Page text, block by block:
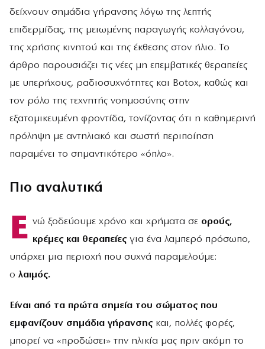
δείχνουν σημάδια γήρανσης λόγω της λεπτής
επιδερμίδας, της μειωμένης παραγωγής κολλαγόνου,
της χρήσης κινητού και της έκθεσης στον ήλιο. Το
άρθρο παρουσιάζει τις νέες μη επεμβατικές θεραπείες
με υπερήχους, ραδιοσυχνότητες και Botox, καθώς και
τον ρόλο της τεχνητής νοημοσύνης στην
εξατομικευμένη φροντίδα, τονίζοντας ότι η καθημερινή
πρόληψη με αντηλιακό και σωστή περιποίηση
παραμένει το σημαντικότερο «όπλο».
Πιο αναλυτικά
Ε νώ ξοδεύουμε χρόνο και χρήματα σε ορούς,
κρέμες και θεραπείες για ένα λαμπερό πρόσωπο,
υπάρχει μια περιοχή που συχνά παραμελούμε:
ο λαιμός.
Eίναι από τα πρώτα σημεία του σώματος που
εμφανίζουν σημάδια γήρανσηςκαι, πολλές φορές,
μπορεί να «προδώσει» την ηλικία μας πριν ακόμη το